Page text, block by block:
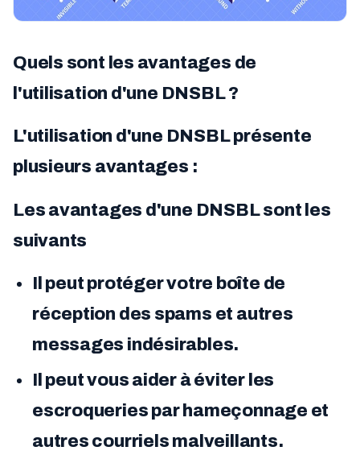
Quels sont les avantages de
l'utilisation d'une DNSBL ?
L'utilisation d'une DNSBL présente
plusieurs avantages :
Les avantages d'une DNSBL sont les
suivants
Il peut protéger votre boîte de
réception des spams et autres
messages indésirables.
Il peut vous aider à éviter les
escroqueries par hameçonnage et
autres courriels malveillants.